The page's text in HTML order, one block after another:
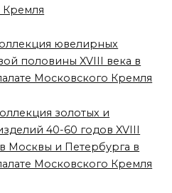
Кремля
ювелирных
половины XVIII века в
Московского Кремля
золотых и
40-60 годов XVIII
Москвы и Петербурга в
Московского Кремля